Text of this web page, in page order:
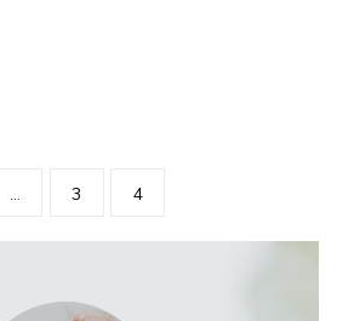
… 3 4